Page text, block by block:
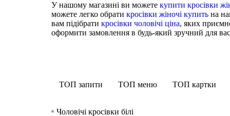
У нашому магазині ви можете купити кросівки
можете легко обрати кросівки жіночі купить на
вам підібрати кросівки чоловічі ціна, яких
оформити замовлення в будь-який зручний для
ТОП запити ТОП меню ТОП картки
Чоловічі кросівки білі